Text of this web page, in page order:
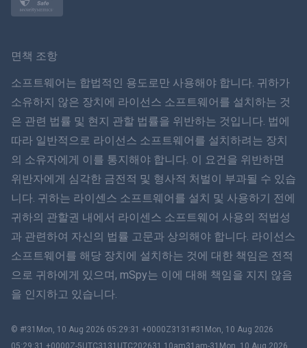
ภาษาไทย
简体中文
Dansk
हिंदी
עברית
로마나
한국어
면책 조항
소프트웨어는 합법적인 용도로만 사용해야 합니다. 귀하가
소유하지 않은 장치에 라이선스 소프트웨어를 설치하는 것
은 관련 법률 및 현지 관할 법률을 위반하는 것입니다. 법에
따라 일반적으로 라이선스 소프트웨어를 설치하려는 장치
의 소유자에게 이를 통지해야 합니다. 이 요건을 위반하면
위반자에게 심각한 금전적 및 형사적 처벌이 부과될 수 있습
니다. 귀하는 라이센스 소프트웨어를 설치 및 사용하기 전에
귀하의 관할권 내에서 라이센스 소프트웨어 사용의 적법성
과 관련하여 자신의 법률 고문과 상의해야 합니다. 라이선스
소프트웨어를 해당 장치에 설치하는 것에 대한 책임은 전적
으로 귀하에게 있으며, mSpy는 이에 대해 책임을 지지 않음
을 인지하고 있습니다.
© #!31Mon, 10 Aug 2026 05:29:31 +0000Z3131#31Mon, 10 Aug 2026
05:29:31 +0000Z-5UTC3131UTC202631 10am31am-31Mon, 10 Aug 2026